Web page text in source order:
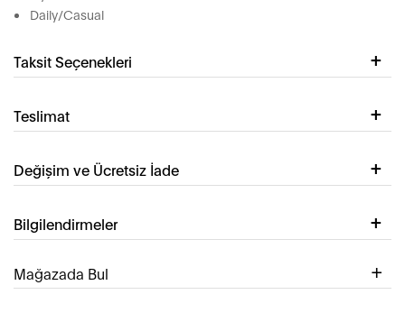
Daily/Casual
Taksit Seçenekleri
Teslimat
Değişim ve Ücretsiz İade
Bilgilendirmeler
Mağazada Bul